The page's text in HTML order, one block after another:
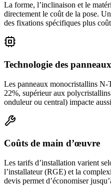
La forme, l’inclinaison et le
directement le coût de la pose.
des fixations spécifiques plus
Technologie des panneaux
Les panneaux monocristallins N-
22%, supérieur aux
onduleur ou central) impacte
Coûts de main d’œuvre
Les tarifs d’installation varient
l’installateur (RGE) et la
devis permet d’économiser